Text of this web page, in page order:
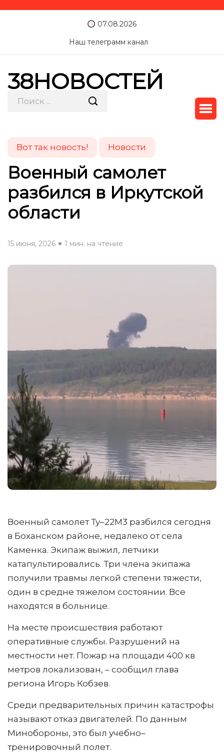
07.08.2026
Наш телеграмм канал
38НОВОСТЕЙ
Вот так новость! Новости
Военный самолет
разбился в Иркутской
области
15 июня, 2026 1 мин. на чтение
Военный самолет Ту–22М3 разбился сегодня
в Боханском районе, недалеко от села
Каменка. Экипаж выжил, летчики
катапультировались. Три члена экипажа
получили травмы легкой степени тяжести,
один в средне тяжелом состоянии. Все
находятся в больнице.
На месте происшествия работают
оперативные службы. Разрушений на
местности нет. Пожар на площади 400 кв
метров локализован, – сообщил глава
региона Игорь Кобзев.
Среди предварительных причин катастрофы
называют отказ двигателей. По данным
Минобороны, это был учебно–
тренировочный полет.